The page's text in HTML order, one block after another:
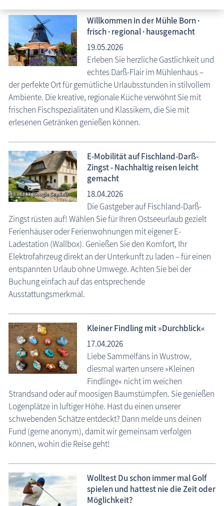
Fischland-Darß-Zingst.net: neu eingestellte Unterkünfte, neue Beiträge,
neue Bilderserien von traditionellen Festen
Willkommen in der Mühle Born ·
frisch · regional · hausgemacht
19.05.2026
Erleben Sie herzliche Gastlichkeit und
echtes Darß-Flair im Mühlenhaus –
der perfekte Ort für gemütliche Urlaubsstunden in stilvollem
Ambiente. Die kreative, regionale Küche verwöhnt Sie mit
frischen Fischspezialitäten und Klassikern, die Sie mit
erlesenen Getränken genießen können.
E-Mobilität auf Fischland-Darß-
Zingst - Nachhaltig reisen leicht
gemacht
18.04.2026
Die Gastgeber auf Fischland-Darß-
Zingst rüsten auf! Wählen Sie für Ihren Ostseeurlaub gezielt
Ferienhäuser oder Ferienwohnungen mit eigener E-
Ladestation (Wallbox). Genießen Sie den Komfort, Ihr
Elektrofahrzeug direkt an der Unterkunft zu laden – für einen
entspannten Urlaub ohne Umwege. Achten Sie bei der
Buchung einfach auf das entsprechende
Ausstattungsmerkmal.
Kleiner Findling mit »Durchblick«
17.04.2026
Liebe Sammelfans in Wustrow,
diesmal warten unsere »Kleinen
Findlinge« nicht im weichen
Strandsand oder auf moosigen Baumstümpfen. Sie genießen
Logenplätze in luftiger Höhe. Hast du einen unserer
schwebenden Schätze entdeckt? Dann melde uns deinen
Fund (gerne anonym), damit wir gemeinsam verfolgen
können, wohin die Reise geht!
Wolltest Du schon immer mal Golf
spielen und hattest nie die Zeit oder
Möglichkeit?